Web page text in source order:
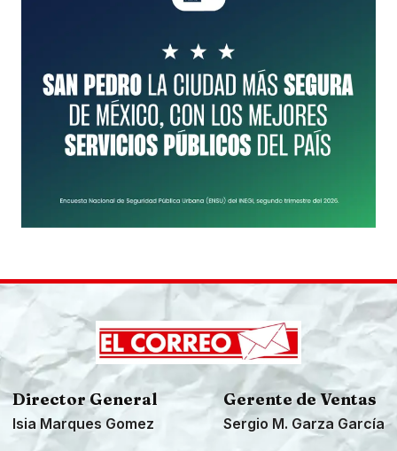
Director General
Isia Marques Gomez
Gerente de Ventas
Sergio M. Garza García